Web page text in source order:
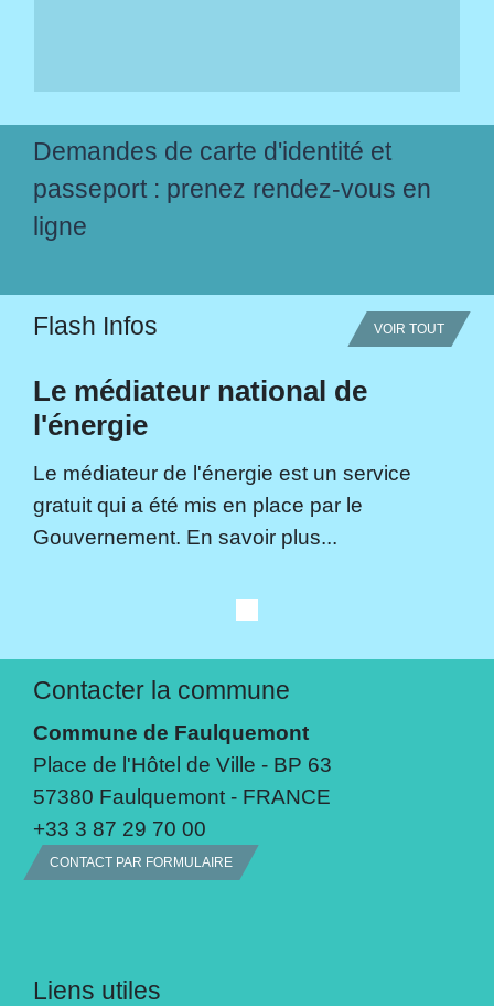
Demandes de carte d'identité et
passeport : prenez rendez-vous en
ligne
Flash Infos VOIR TOUT
Le médiateur national de
l'énergie
Le médiateur de l'énergie est un service
gratuit qui a été mis en place par le
Gouvernement. En savoir plus...
Contacter la commune
Commune de Faulquemont
Place de l'Hôtel de Ville - BP 63
57380 Faulquemont - FRANCE
+33 3 87 29 70 00
CONTACT PAR FORMULAIRE
Liens utiles